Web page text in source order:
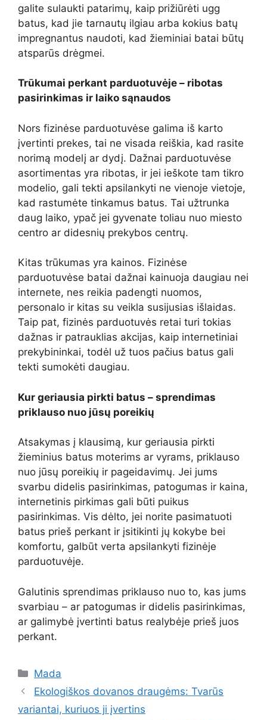
galite sulaukti patarimų, kaip prižiūrėti ugg
batus, kad jie tarnautų ilgiau arba kokius batų
impregnantus naudoti, kad žieminiai batai būtų
atsparūs drėgmei.
Trūkumai perkant parduotuvėje – ribotas
pasirinkimas ir laiko sąnaudos
Nors fizinėse parduotuvėse galima iš karto
įvertinti prekes, tai ne visada reiškia, kad rasite
norimą modelį ar dydį. Dažnai parduotuvėse
asortimentas yra ribotas, ir jei ieškote tam tikro
modelio, gali tekti apsilankyti ne vienoje vietoje,
kad rastumėte tinkamus batus. Tai užtrunka
daug laiko, ypač jei gyvenate toliau nuo miesto
centro ar didesnių prekybos centrų.
Kitas trūkumas yra kainos. Fizinėse
parduotuvėse batai dažnai kainuoja daugiau nei
internete, nes reikia padengti nuomos,
personalo ir kitas su veikla susijusias išlaidas.
Taip pat, fizinės parduotuvės retai turi tokias
dažnas ir patrauklias akcijas, kaip internetiniai
prekybininkai, todėl už tuos pačius batus gali
tekti sumokėti daugiau.
Kur geriausia pirkti batus – sprendimas
priklauso nuo jūsų poreikių
Atsakymas į klausimą, kur geriausia pirkti
žieminius batus moterims ar vyrams, priklauso
nuo jūsų poreikių ir pageidavimų. Jei jums
svarbu didelis pasirinkimas, patogumas ir kaina,
internetinis pirkimas gali būti puikus
pasirinkimas. Vis dėlto, jei norite pasimatuoti
batus prieš perkant ir įsitikinti jų kokybe bei
komfortu, galbūt verta apsilankyti fizinėje
parduotuvėje.
Galutinis sprendimas priklauso nuo to, kas jums
svarbiau – ar patogumas ir didelis pasirinkimas,
ar galimybė įvertinti batus realybėje prieš juos
perkant.
Kategorijos
Mada
Ekologiškos dovanos draugėms: Tvarūs
variantai, kuriuos ji įvertins